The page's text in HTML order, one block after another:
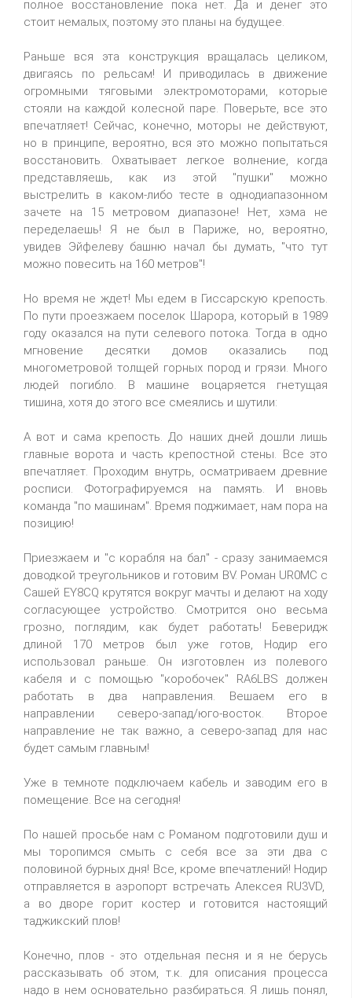
полное восстановление пока нет. Да и денег это
стоит немалых, поэтому это планы на будущее.
Раньше вся эта конструкция вращалась целиком,
двигаясь по рельсам! И приводилась в движение
огромными тяговыми электромоторами, которые
стояли на каждой колесной паре. Поверьте, все это
впечатляет! Сейчас, конечно, моторы не действуют,
но в принципе, вероятно, вся это можно попытаться
восстановить. Охватывает легкое волнение, когда
представляешь, как из этой "пушки" можно
выстрелить в каком-либо тесте в однодиапазонном
зачете на 15 метровом диапазоне! Нет, хэма не
переделаешь! Я не был в Париже, но, вероятно,
увидев Эйфелеву башню начал бы думать, "что тут
можно повесить на 160 метров"!
Но время не ждет! Мы едем в Гиссарскую крепость.
По пути проезжаем поселок Шарора, который в 1989
году оказался на пути селевого потока. Тогда в одно
мгновение десятки домов оказались под
многометровой толщей горных пород и грязи. Много
людей погибло. В машине воцаряется гнетущая
тишина, хотя до этого все смеялись и шутили:
А вот и сама крепость. До наших дней дошли лишь
главные ворота и часть крепостной стены. Все это
впечатляет. Проходим внутрь, осматриваем древние
росписи. Фотографируемся на память. И вновь
команда "по машинам". Время поджимает, нам пора на
позицию!
Приезжаем и "с корабля на бал" - сразу занимаемся
доводкой треугольников и готовим BV. Роман UR0MC с
Сашей EY8CQ крутятся вокруг мачты и делают на ходу
согласующее устройство. Смотрится оно весьма
грозно, поглядим, как будет работать! Беверидж
длиной 170 метров был уже готов, Нодир его
использовал раньше. Он изготовлен из полевого
кабеля и с помощью "коробочек" RA6LBS должен
работать в два направления. Вешаем его в
направлении северо-запад/юго-восток. Второе
направление не так важно, а северо-запад для нас
будет самым главным!
Уже в темноте подключаем кабель и заводим его в
помещение. Все на сегодня!
По нашей просьбе нам с Романом подготовили душ и
мы торопимся смыть с себя все за эти два с
половиной бурных дня! Все, кроме впечатлений! Нодир
отправляется в аэропорт встречать Алексея RU3VD,
а во дворе горит костер и готовится настоящий
таджикский плов!
Конечно, плов - это отдельная песня и я не берусь
рассказывать об этом, т.к. для описания процесса
надо в нем основательно разбираться. Я лишь понял,